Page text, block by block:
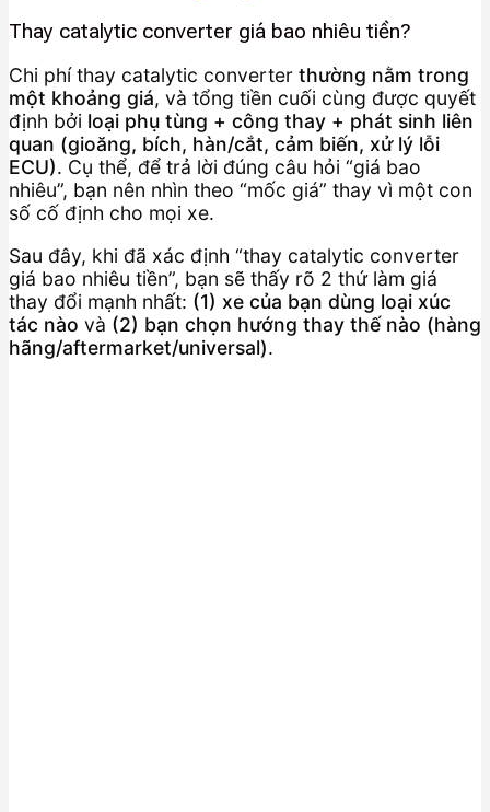
Thay catalytic converter giá bao nhiêu tiền?
Chi phí thay catalytic converter thường nằm trong
một khoảng giá, và tổng tiền cuối cùng được quyết
định bởi loại phụ tùng + công thay + phát sinh liên
quan (gioăng, bích, hàn/cắt, cảm biến, xử lý lỗi
ECU). Cụ thể, để trả lời đúng câu hỏi “giá bao
nhiêu”, bạn nên nhìn theo “mốc giá” thay vì một con
số cố định cho mọi xe.
Sau đây, khi đã xác định “thay catalytic converter
giá bao nhiêu tiền”, bạn sẽ thấy rõ 2 thứ làm giá
thay đổi mạnh nhất: (1) xe của bạn dùng loại xúc
tác nào và (2) bạn chọn hướng thay thế nào (hàng
hãng/aftermarket/universal).